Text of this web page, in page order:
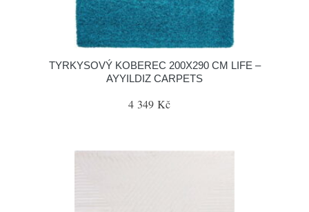
TYRKYSOVÝ KOBEREC 200X290 CM LIFE –
AYYILDIZ CARPETS
4 349 Kč